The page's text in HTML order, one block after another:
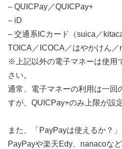
– QUICPay／QUICPay+
– iD
– 交通系ICカード（suica／
TOICA／ICOCA／はやかけん／
※上記以外の電子マネーは使用
さい。
通常、電子マネーの利用は一回
すが、QUICPay+のみ上限が設
また、「PayPayは使えるか？
PayPayや楽天Edy、nanacoな